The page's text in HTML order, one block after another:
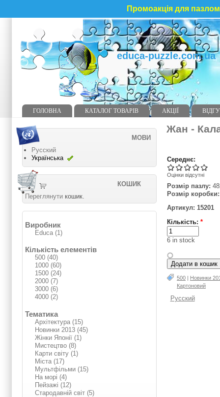
Промоакція для
educa-puzzle.com.ua
ГОЛОВНА КАТАЛОГ ТОВАРІВ АКЦІЇ
Жан -
Середнє:
Оцінки відсутні
Розмір пазлу:
Розмір коробки:
Артикул: 15201
Кількість: *
6 in stock
500
Нoвинки
Картоновий
Русский
МОВИ
Русский
Українська
КОШИК
Переглянути кошик.
Виробник
Educa (1)
Кількість елементів
500 (40)
1000 (60)
1500 (24)
2000 (7)
3000 (6)
4000 (2)
Тематика
Архітектура (15)
Нoвинки 2013 (45)
Жінки Японії (1)
Мистецтво (8)
Карти світу (1)
Міста (17)
Мультфільми (15)
На морі (4)
Пейзажі (12)
Стародавній світ (5)